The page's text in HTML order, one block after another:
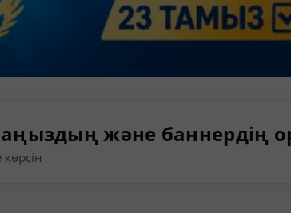
және баннердің